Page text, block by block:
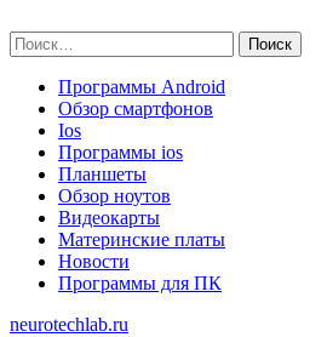
to
content
Найти:
Программы Android
Обзор смартфонов
Ios
Программы ios
Планшеты
Обзор ноутов
Видеокарты
Материнские платы
Новости
Программы для ПК
neurotechlab.ru